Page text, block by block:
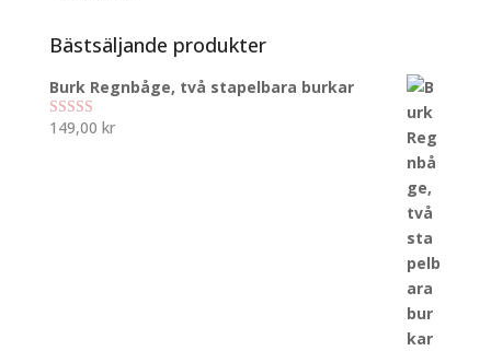
Bästsäljande produkter
Burk Regnbåge, två stapelbara burkar
Betygsatt
149,00 kr